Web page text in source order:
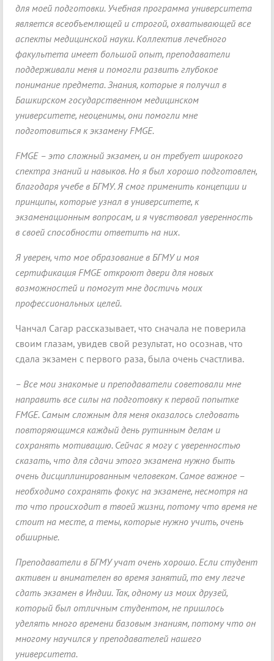
для моей подготовки. Учебная программа университета
является всеобъемлющей и строгой, охватывающей все
аспекты медицинской науки. Коллектив лечебного
факультета имеет большой опыт, преподаватели
поддерживали меня и помогли развить глубокое
понимание предмета. Знания, которые я получил в
Башкирском государственном медицинском
университете, неоценимы, они помогли мне
подготовиться к экзамену FMGE.
FMGE – это сложный экзамен, и он требует широкого
спектра знаний и навыков. Но я был хорошо подготовлен,
благодаря учебе в БГМУ. Я смог применить концепции и
принципы, которые узнал в университете, к
экзаменационным вопросам, и я чувствовал уверенность
в своей способности ответить на них.
Я уверен, что мое образование в БГМУ и моя
сертификация FMGE откроют двери для новых
возможностей и помогут мне достичь моих
профессиональных целей.
Чанчал Сагар рассказывает, что сначала не поверила
своим глазам, увидев свой результат, но осознав, что
сдала экзамен с первого раза, была очень счастлива.
– Все мои знакомые и преподаватели советовали мне
направить все силы на подготовку к первой попытке
FMGE. Самым сложным для меня оказалось следовать
повторяющимся каждый день рутинным делам и
сохранять мотивацию. Сейчас я могу с уверенностью
сказать, что для сдачи этого экзамена нужно быть
очень дисциплинированным человеком. Самое важное –
необходимо сохранять фокус на экзамене, несмотря на
то что происходит в твоей жизни, потому что время не
стоит на месте, а темы, которые нужно учить, очень
обширные.
Преподаватели в БГМУ учат очень хорошо. Если студент
активен и внимателен во время занятий, то ему легче
сдать экзамен в Индии. Так, одному из моих друзей,
который был отличным студентом, не пришлось
уделять много времени базовым знаниям, потому что он
многому научился у преподавателей нашего
университета.